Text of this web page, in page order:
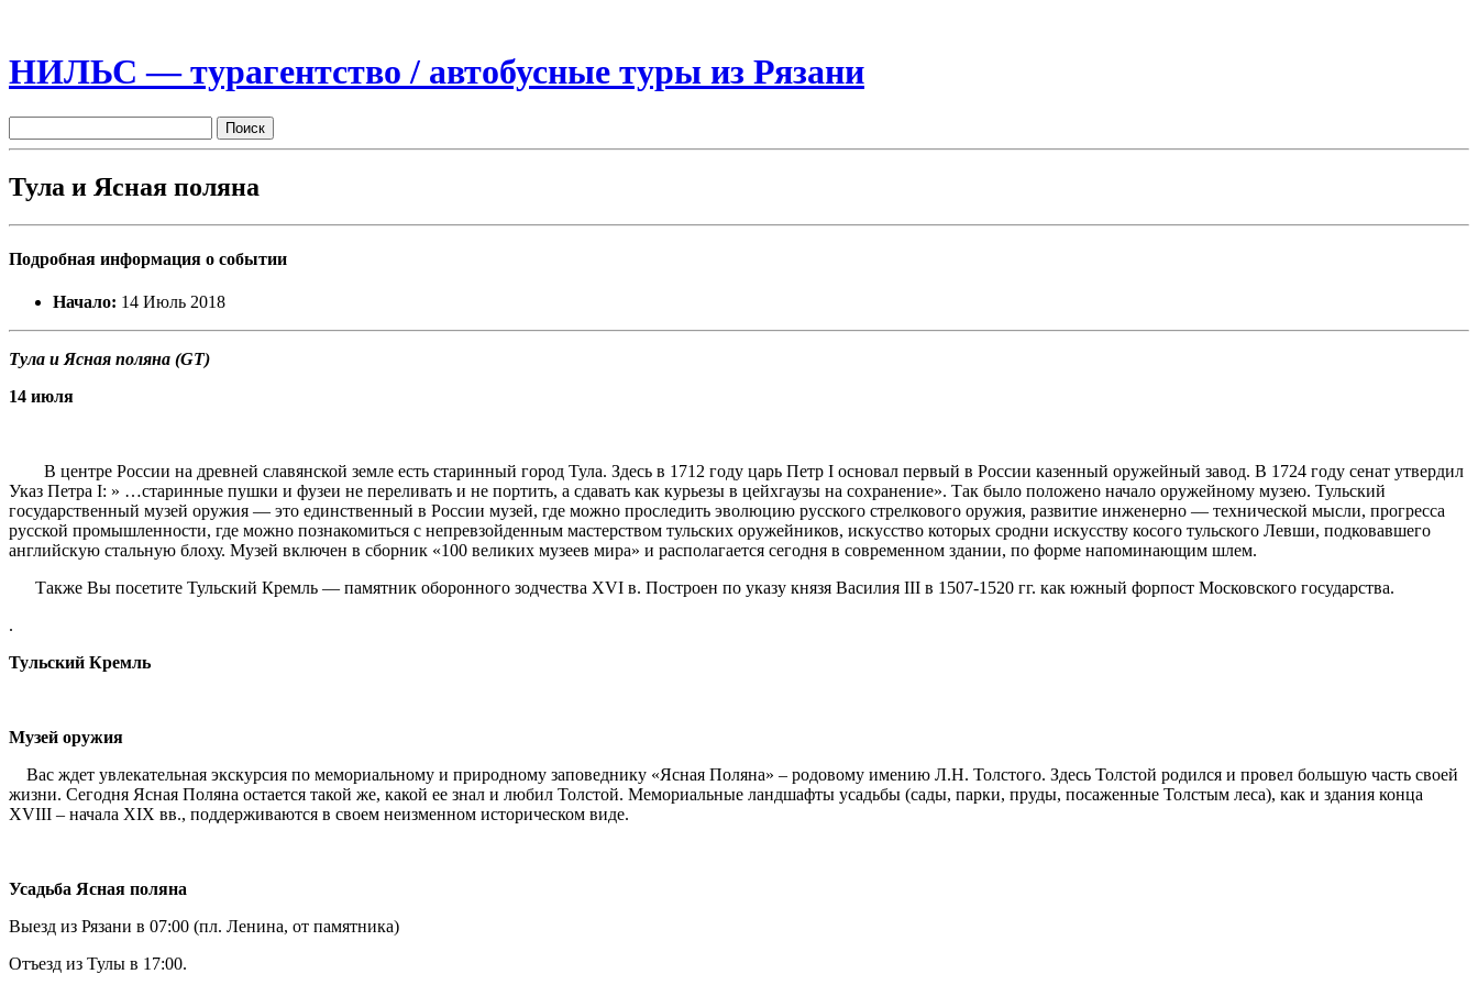
НИЛЬС — турагентство / автобусные туры из Рязани
Тула и Ясная поляна
Подробная информация о событии
Начало: 14 Июль 2018
Тула и Ясная поляна (GT)
14 июля
В центре России на древней славянской земле есть старинный город Тула. Здесь в 1712 году царь Петр I основал первый в России казенный оружейный завод. В 1724 году сенат утвердил
Указ Петра I: » …старинные пушки и фузеи не переливать и не портить, а сдавать как курьезы в цейхгаузы на сохранение». Так было положено начало оружейному музею. Тульский
государственный музей оружия — это единственный в России музей, где можно проследить эволюцию русского стрелкового оружия, развитие инженерно — технической мысли, прогресса
русской промышленности, где можно познакомиться с непревзойденным мастерством тульских оружейников, искусство которых сродни искусству косого тульского Левши, подковавшего
английскую стальную блоху. Музей включен в сборник «100 великих музеев мира» и располагается сегодня в современном здании, по форме напоминающим шлем.
Также Вы посетите Тульский Кремль — памятник оборонного зодчества XVI в. Построен по указу князя Василия III в 1507-1520 гг. как южный форпост Московского государства.
.
Тульский Кремль
Музей оружия
Вас ждет увлекательная экскурсия по мемориальному и природному заповеднику «Ясная Поляна» – родовому имению Л.Н. Толстого. Здесь Толстой родился и провел большую часть своей
жизни. Сегодня Ясная Поляна остается такой же, какой ее знал и любил Толстой. Мемориальные ландшафты усадьбы (сады, парки, пруды, посаженные Толстым леса), как и здания конца
XVIII – начала XIX вв., поддерживаются в своем неизменном историческом виде.
Усадьба Ясная поляна
Выезд из Рязани в 07:00 (пл. Ленина, от памятника)
Отъезд из Тулы в 17:00.